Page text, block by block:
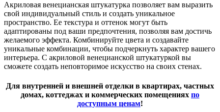
Акриловая венецианская штукатурка позволяет вам выразить
свой индивидуальный стиль и создать уникальное
пространство. Ее текстура и оттенок могут быть
адаптированы под ваши предпочтения, позволяя вам достичь
желаемого эффекта. Комбинируйте цвета и создавайте
уникальные комбинации, чтобы подчеркнуть характер вашего
интерьера. С акриловой венецианской штукатуркой вы
сможете создать неповторимое искусство на своих стенах.
Для внутренней и внешней отделки в квартирах, частных
домах, коттеджах и коммерческих помещениях по
доступным ценам!